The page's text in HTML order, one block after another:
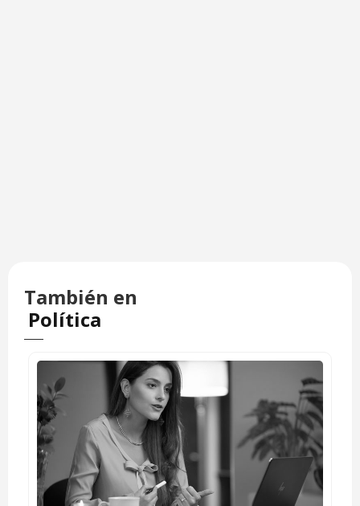
También en
Política